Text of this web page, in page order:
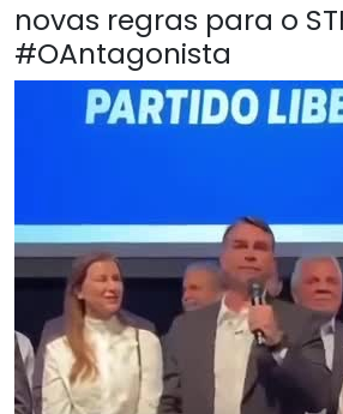
novas regras para o
#OAntagonista